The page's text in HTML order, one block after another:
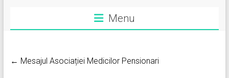
Menu
← Mesajul Asociației Medicilor Pensionari